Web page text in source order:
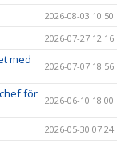
2026-08-03 10:50
2026-07-27 12:16
med
2026-07-07 18:56
för 2026-06-10 18:00
2026-05-30 07:24